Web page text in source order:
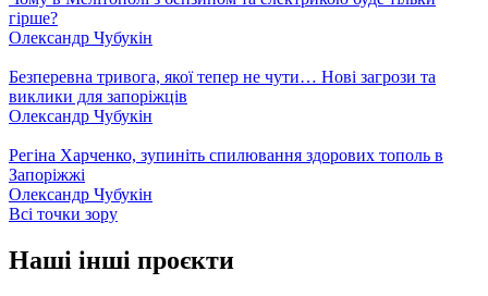
гірше?
Олександр Чубукін
Безперевна тривога, якої тепер не чути… Нові загрози та
виклики для запоріжців
Олександр Чубукін
Регіна Харченко, зупиніть спилювання здорових тополь в
Запоріжжі
Олександр Чубукін
Всі точки зору
Наші інші проєкти